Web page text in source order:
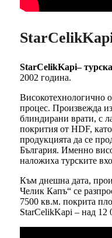
StarCelikKapi–
2002 година.
Високотехнологично
процес. Произвежда
блиндирани врати, с
покрития от HDF,
продукцията да се
България. Именно
наложиха турските
Към днешна дата,
Челик Капъ“ се
7500 кв.м. покрита
StarCelikKapi – над 12